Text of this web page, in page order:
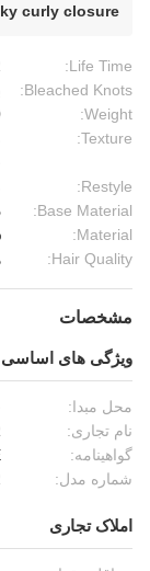
curly closure
Life Time:
Bleached Knots:
Weight:
Texture:
Restyle:
Base Material:
Material:
Hair Quality:
مشخصات
ویژگی های اساسی
محل مبدا:
نام تجاری:
گواهینامه:
شماره مدل:
املاک تجاری